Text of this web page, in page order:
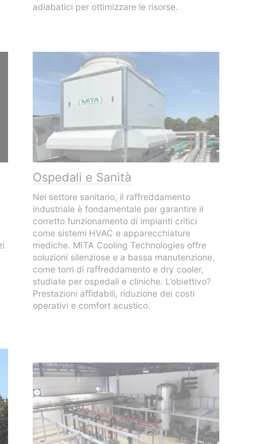
Ospedali e Sanità
Nel settore sanitario, il raffreddamento
industriale è fondamentale per garantire il
corretto funzionamento di impianti critici
come sistemi HVAC e apparecchiature
mediche. MITA Cooling Technologies offre
soluzioni silenziose e a bassa manutenzione,
come torri di raffreddamento e dry cooler,
studiate per ospedali e cliniche. L’obiettivo?
Prestazioni affidabili, riduzione dei costi
operativi e comfort acustico.